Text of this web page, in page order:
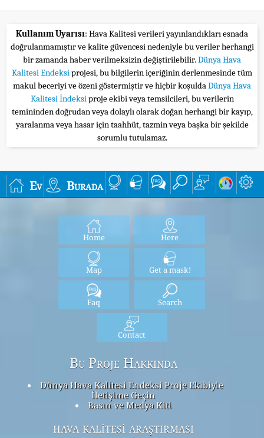
Kullanım Uyarısı: Hava Kalitesi verileri yayınlandıkları esnada
doğrulanmamıştır ve kalite güvencesi nedeniyle bu veriler herhangi
bir zamanda haber verilmeksizin değiştirilebilir.Dünya Hava
Kalitesi Endeksiprojesi, bu bilgilerin içeriğinin derlenmesinde tüm
makul beceriyi ve özeni göstermiştir ve hiçbir koşuldaDünya Hava
Kalitesi İndeksiproje ekibi veya temsilcileri, bu verilerin
temininden doğrudan veya dolaylı olarak doğan herhangi bir kayıp,
yaralanma veya hasar için taahhüt, tazmin veya başka bir şekilde
sorumlu tutulamaz.
Ev Burada
Home Here
Map Get a mask!
Faq Search
Contact
Bu Proje Hakkında
Dünya Hava Kalitesi Endeksi Proje Ekibiyle
İletişime Geçin
Basın ve Medya Kiti
hava kalitesi araştırması